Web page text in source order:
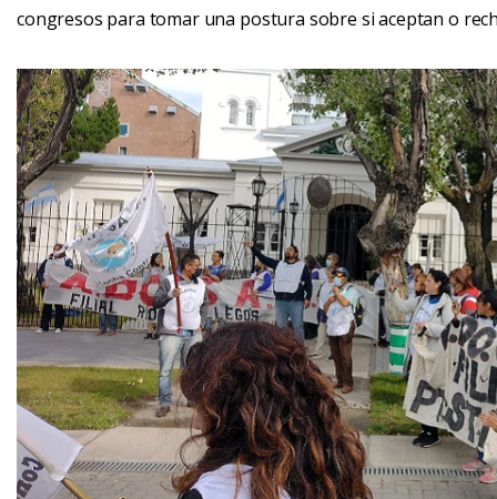
congresos para tomar una postura sobre si aceptan o